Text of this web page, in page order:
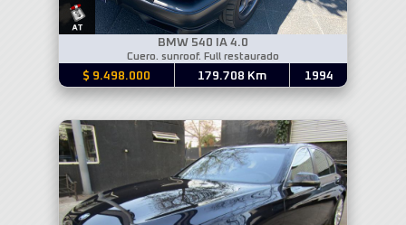
BMW 540 IA 4.0
Cuero. sunroof. Full restaurado
$ 9.498.000 179.708 Km 1994